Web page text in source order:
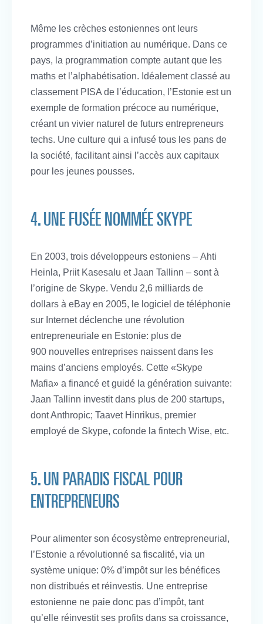
Même les crèches estoniennes ont leurs
programmes d’initiation au numérique. Dans ce
pays, la programmation compte autant que les
maths et l’alphabétisation. Idéalement classé au
classement PISA de l’éducation, l’Estonie est un
exemple de formation précoce au numérique,
créant un vivier naturel de futurs entrepreneurs
techs. Une culture qui a infusé tous les pans de
la société, facilitant ainsi l’accès aux capitaux
pour les jeunes pousses.
4. UNE FUSÉE NOMMÉE SKYPE
En 2003, trois développeurs estoniens – Ahti
Heinla, Priit Kasesalu et Jaan Tallinn – sont à
l’origine de Skype. Vendu 2,6 milliards de
dollars à eBay en 2005, le logiciel de téléphonie
sur Internet déclenche une révolution
entrepreneuriale en Estonie: plus de
900 nouvelles entreprises naissent dans les
mains d’anciens employés. Cette «Skype
Mafia» a financé et guidé la génération suivante:
Jaan Tallinn investit dans plus de 200 startups,
dont Anthropic; Taavet Hinrikus, premier
employé de Skype, cofonde la fintech Wise, etc.
5. UN PARADIS FISCAL POUR
ENTREPRENEURS
Pour alimenter son écosystème entrepreneurial,
l’Estonie a révolutionné sa fiscalité, via un
système unique: 0% d’impôt sur les bénéfices
non distribués et réinvestis. Une entreprise
estonienne ne paie donc pas d’impôt, tant
qu’elle réinvestit ses profits dans sa croissance,